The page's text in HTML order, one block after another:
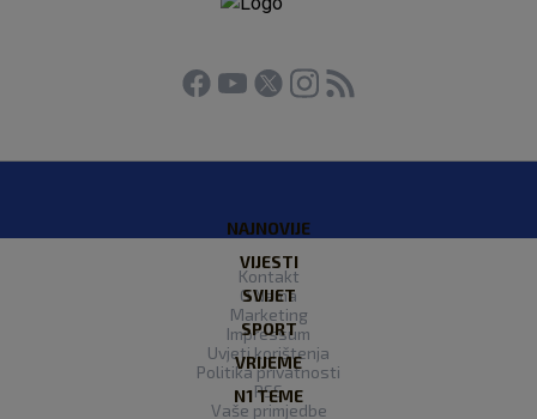
NAJNOVIJE
VIJESTI
SVIJET
SPORT
VRIJEME
N1 TEME
Kontakt
O Nama
Marketing
Impressum
Uvjeti korištenja
Politika privatnosti
RSS
Vaše primjedbe